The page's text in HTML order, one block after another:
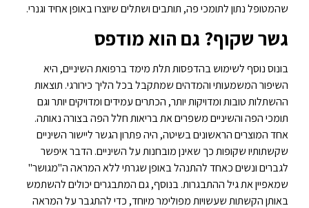
שהמטופל נתון לתומכי פה, תותבים ושתלים שיוצרו באופן אחיד וגנרי.
גשר שקוף? גם הוא מודפס
בונוס נוסף לשימוש בהדפסות תלת מימד ברפואת השיניים, היא
השיפור המשמעותי והמדהים שמתקבל בכל הליך כירורגי. תוצאות
ההשתלות טובות ומדויקות יותר, הכתרים עמידים ומדויקים יותר וגם
תומכי הפה והשיניים משפרים את בריאות חלל הפה בצורה נאותה.
אחד המוצרים הראשונים בשיטה, היה פתרון הגשר ליישור השיניים
שקשתותיו שקופות כך שאינן מובחנות על השיניים. הדבר איפשר
לגברים ונשים כאחד להתנהל באופן שגרתי ללא המראה ה"מגושר"
שמאפיין את גיל ההתבגרות. בנוסף, גם המתבגרים יכולים להשתמש
באותן הקשתות שעשויות מפולימר מיוחד, כדי להתגבר על המראה